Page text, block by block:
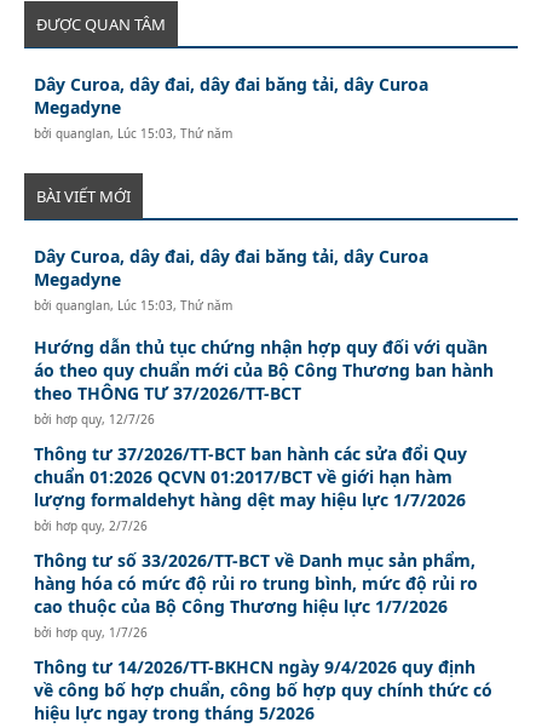
ĐƯỢC QUAN TÂM
Dây Curoa, dây đai, dây đai băng tải, dây Curoa
Megadyne
bởiquanglan, Lúc 15:03, Thứ năm
BÀI VIẾT MỚI
Dây Curoa, dây đai, dây đai băng tải, dây Curoa
Megadyne
bởiquanglan, Lúc 15:03, Thứ năm
Hướng dẫn thủ tục chứng nhận hợp quy đối với quần
áo theo quy chuẩn mới của Bộ Công Thương ban hành
theo THÔNG TƯ 37/2026/TT-BCT
bởihơp quy, 12/7/26
Thông tư 37/2026/TT-BCT ban hành các sửa đổi Quy
chuẩn 01:2026 QCVN 01:2017/BCT về giới hạn hàm
lượng formaldehyt hàng dệt may hiệu lực 1/7/2026
bởihơp quy, 2/7/26
Thông tư số 33/2026/TT-BCT về Danh mục sản phẩm,
hàng hóa có mức độ rủi ro trung bình, mức độ rủi ro
cao thuộc của Bộ Công Thương hiệu lực 1/7/2026
bởihơp quy, 1/7/26
Thông tư 14/2026/TT-BKHCN ngày 9/4/2026 quy định
về công bố hợp chuẩn, công bố hợp quy chính thức có
hiệu lực ngay trong tháng 5/2026